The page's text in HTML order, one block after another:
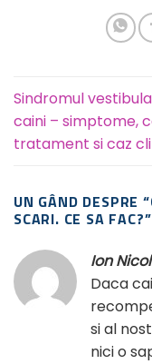
Sindromul
caini – simptome,
tratament si caz
UN GÂND DESPRE “
SCARI. CE SA FAC?”
Ion
Daca
si al
nici o